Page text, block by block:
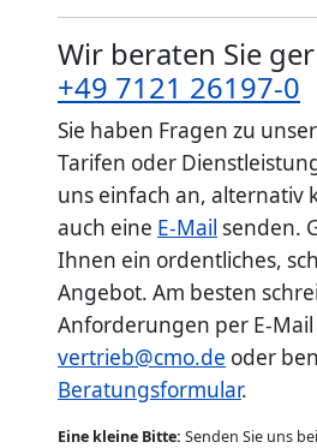
Wir beraten Sie
+49 7121 26197-0
Sie haben Fragen zu
Tarifen oder
uns einfach an, alternativ
auch eine E-Mail senden.
Ihnen ein ordentliches,
Angebot. Am besten
Anforderungen per E-Mail
vertrieb@cmo.de oder
Beratungsformular.
Eine kleine Bitte: Senden Sie uns